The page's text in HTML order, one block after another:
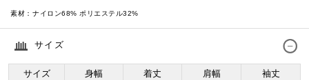
素材： ナイロン68% ポリエステル32%
サイズ
サイズ 身幅 着丈 肩幅
袖丈